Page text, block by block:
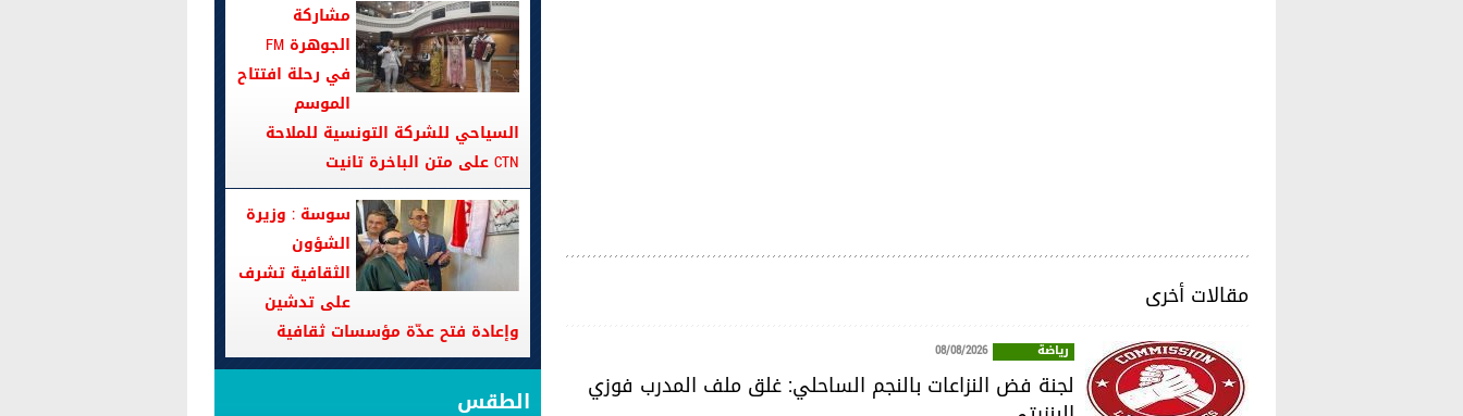
مقالات أخرى
رياضة 08/08/2026
لجنة فض النزاعات بالنجم الساحلي: غلق ملف المدرب فوزي
مشاركة
الجوهرة FM
في رحلة افتتاح
الموسم
السياحي للشركة التونسية للملاحة
CTN على متن الباخرة تانيت
سوسة : وزيرة
الشؤون
الثقافية تشرف
على تدشين
وإعادة فتح عدّة مؤسسات ثقافية
الطقس